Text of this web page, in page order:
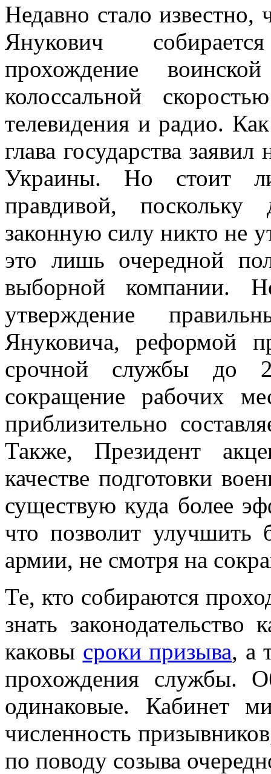
Недавно стало
Янукович
прохождение
колоссальной
телевидения и радио.
глава государства
Украины. Но стоит
правдивой,
законную силу никто не
это лишь очередной
выборной компании.
утверждение
Януковича, реформой
срочной службы до
сокращение рабочих
приблизительно
Также, Президент
качестве подготовки
существую куда более
что позволит улучшить
армии, не смотря на
Те, кто собираются
знать законодательство
каковы сроки призыва, а
прохождения службы.
одинаковые. Кабинет
численность
по поводу созыва